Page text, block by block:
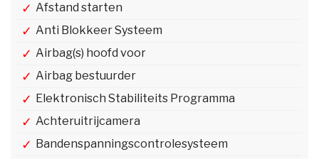
Afstand starten
Anti Blokkeer Systeem
Airbag(s) hoofd voor
Airbag bestuurder
Elektronisch Stabiliteits Programma
Achteruitrijcamera
Bandenspanningscontrolesysteem